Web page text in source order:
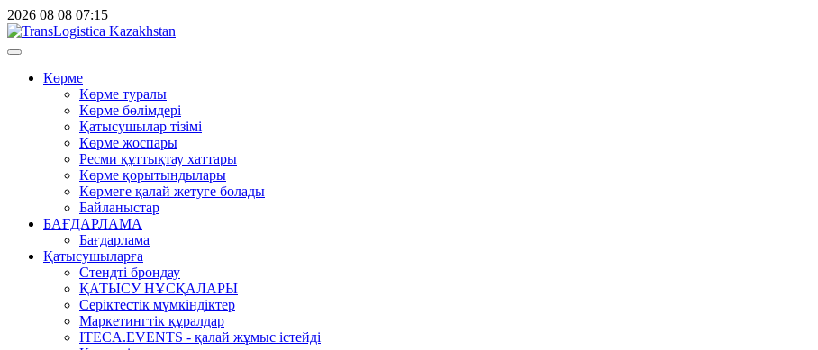
2026 08 08 07:15
Көрме
Көрме туралы
Көрме бөлімдері
Қатысушылар тізімі
Көрме жоспары
Ресми құттықтау хаттары
Көрме қорытындылары
Көрмеге қалай жетуге болады
Байланыстар
БАҒДАРЛАМА
Бағдарлама
Қатысушыларға
Стендті брондау
ҚАТЫСУ НҰСҚАЛАРЫ
Серіктестік мүмкіндіктер
Маркетингтік құралдар
ITECA.EVENTS - қалай жұмыс істейді